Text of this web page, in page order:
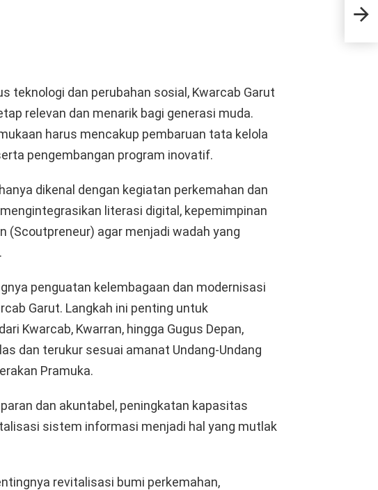
teknologi dan perubahan sosial, Kwarcab Garut
relevan dan menarik bagi generasi muda.
harus mencakup pembaruan tata kelola
pengembangan program inovatif.
dikenal dengan kegiatan perkemahan dan
literasi digital, kepemimpinan
(Scoutpreneur) agar menjadi wadah yang
penguatan kelembagaan dan modernisasi
Garut. Langkah ini penting untuk
Kwarcab, Kwarran, hingga Gugus Depan,
dan terukur sesuai amanat Undang-Undang
Pramuka.
dan akuntabel, peningkatan kapasitas
sistem informasi menjadi hal yang mutlak
revitalisasi bumi perkemahan,